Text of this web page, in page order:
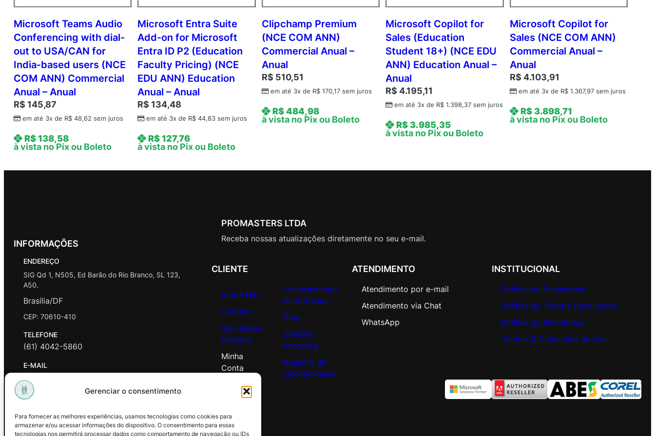
Gerenciar o consentimento
Para fornecer as melhores experiências, usamos tecnologias como cookies para
armazenar e/ou acessar informações do dispositivo. O consentimento para essas
tecnologias nos permitirá processar dados como comportamento de navegação ou IDs
m
c
A
P
D
v
c
C
L
O
e
Microsoft Teams Audio
Conferencing with dial-
out to USA/CAN for
India-based users (NCE
COM ANN) Commercial
Anual – Anual
R$ 145,87
em até 3x de R$ 48,62 sem juros
R$138,58
à vista no Pix ou Boleto
Microsoft Entra Suite
Add-on for Microsoft
Entra ID P2 (Education
Faculty Pricing) (NCE
EDU ANN) Education
Anual – Anual
R$ 134,48
em até 3x de R$ 44,83 sem juros
R$127,76
à vista no Pix ou Boleto
Clipchamp Premium
(NCE COM ANN)
Commercial Anual –
Anual
R$ 510,51
em até 3x de R$170,17sem juros
R$484,98
à vista no Pix ou Boleto
Microsoft Copilot for
Sales (Education
Student 18+) (NCE EDU
ANN) Education Anual –
Anual
R$ 4.195,11
em até 3x de R$ 1.398,37 sem juros
R$3.985,35
à vista no Pix ou Boleto
Microsoft Copilot for
Sales (NCE COM ANN)
Commercial Anual –
Anual
R$ 4.103,91
em até 3x de R$1.367,97sem juros
R$3.898,71
à vista no Pix ou Boleto
INFORMAÇÕES
ENDEREÇO
SIG Qd 1, N505, Ed Barão do Rio Branco, SL 123,
A50.
Brasília/DF
CEP: 70610-410
TELEFONE
(61) 4042-5860
E-MAIL
contato@promasters.net.br
HORÁRIO DE ATENDIMENTO
Facebook Instagram Youtube
PROMASTERS LTDA
Receba nossas atualizações diretamente no seu e-mail.
CLIENTE
Sobre Nós
Contato
Seja Nosso
Parceiro
Minha
Conta
Licenciamento
de Software
Blog
Solicitar
Proposta
Registro de
Oportunidade
ATENDIMENTO
Atendimento por e-mail
Atendimento via Chat
WhatsApp
INSTITUCIONAL
Política de Privacidade
Política de Troca e Devoluções
Política de Reembolso
Termos & Condições de Uso